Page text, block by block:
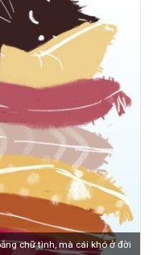
chữ tình, mà cái khó ở đời